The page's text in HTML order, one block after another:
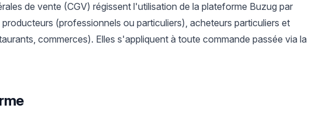
de vente (CGV) régissent l'utilisation de la plateforme Buzug par
(professionnels ou particuliers), acheteurs particuliers et
commerces). Elles s'appliquent à toute commande passée via la